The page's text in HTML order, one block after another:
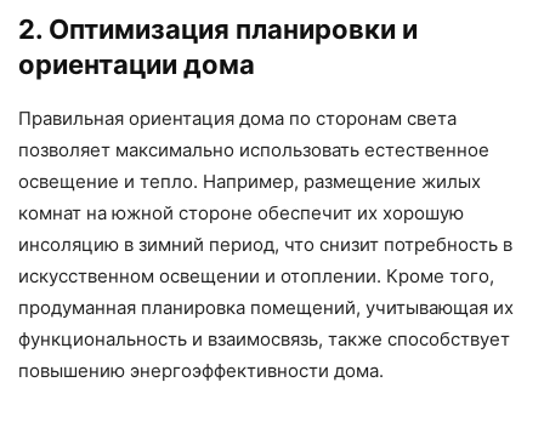
2. Оптимизация планировки и
ориентации дома
Правильная ориентация дома по сторонам света
позволяет максимально использовать естественное
освещение и тепло. Например, размещение жилых
комнат на южной стороне обеспечит их хорошую
инсоляцию в зимний период, что снизит потребность в
искусственном освещении и отоплении. Кроме того,
продуманная планировка помещений, учитывающая их
функциональность и взаимосвязь, также способствует
повышению энергоэффективности дома.